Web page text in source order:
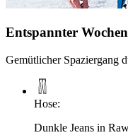
Entspannter
Gemütlicher Spaziergang
Hose:
Dunkle Jeans in